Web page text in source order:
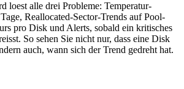
loest alle drei Probleme: Temperatur-
Reallocated-Sector-Trends auf Pool-
pro Disk und Alerts, sobald ein kritisches
So sehen Sie nicht nur, dass eine Disk
auch, wann sich der Trend gedreht hat.